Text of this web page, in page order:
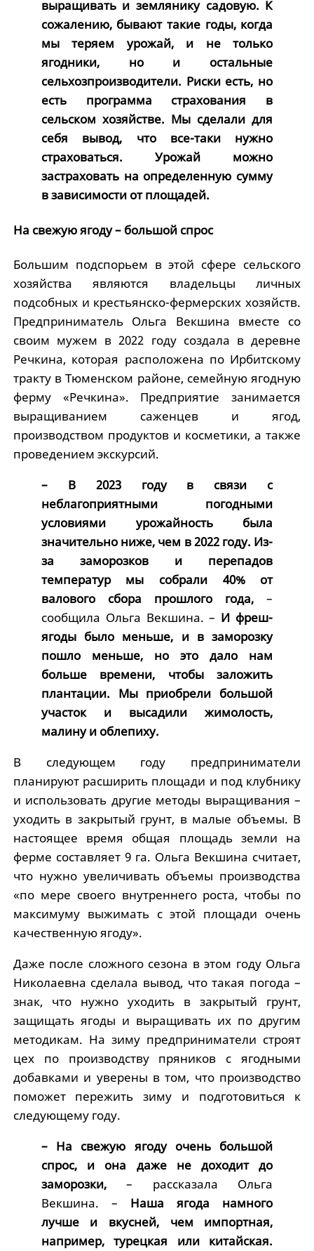
выращивать и землянику садовую. К
сожалению, бывают такие годы, когда
мы теряем урожай, и не только
ягодники, но и остальные
сельхозпроизводители. Риски есть, но
есть программа страхования в
сельском хозяйстве. Мы сделали для
себя вывод, что все-таки нужно
страховаться. Урожай можно
застраховать на определенную сумму
в зависимости от площадей.
На свежую ягоду – большой спрос
Большим подспорьем в этой сфере сельского
хозяйства являются владельцы личных
подсобных и крестьянско-фермерских хозяйств.
Предприниматель Ольга Векшина вместе со
своим мужем в 2022 году создала в деревне
Речкина, которая расположена по Ирбитскому
тракту в Тюменском районе, семейную ягодную
ферму «Речкина». Предприятие занимается
выращиванием саженцев и ягод,
производством продуктов и косметики, а также
проведением экскурсий.
– В 2023 году в связи с
неблагоприятными погодными
условиями урожайность была
значительно ниже, чем в 2022 году. Из-
за заморозков и перепадов
температур мы собрали 40% от
валового сбора прошлого года,–
сообщила Ольга Векшина. – И фреш-
ягоды было меньше, и в заморозку
пошло меньше, но это дало нам
больше времени, чтобы заложить
плантации. Мы приобрели большой
участок и высадили жимолость,
малину и облепиху.
В следующем году предприниматели
планируют расширить площади и под клубнику
и использовать другие методы выращивания –
уходить в закрытый грунт, в малые объемы. В
настоящее время общая площадь земли на
ферме составляет 9 га. Ольга Векшина считает,
что нужно увеличивать объемы производства
«по мере своего внутреннего роста, чтобы по
максимуму выжимать с этой площади очень
качественную ягоду».
Даже после сложного сезона в этом году Ольга
Николаевна сделала вывод, что такая погода –
знак, что нужно уходить в закрытый грунт,
защищать ягоды и выращивать их по другим
методикам. На зиму предприниматели строят
цех по производству пряников с ягодными
добавками и уверены в том, что производство
поможет пережить зиму и подготовиться к
следующему году.
– На свежую ягоду очень большой
спрос, и она даже не доходит до
заморозки,– рассказала Ольга
Векшина. – Наша ягода намного
лучше и вкусней, чем импортная,
например, турецкая или китайская.